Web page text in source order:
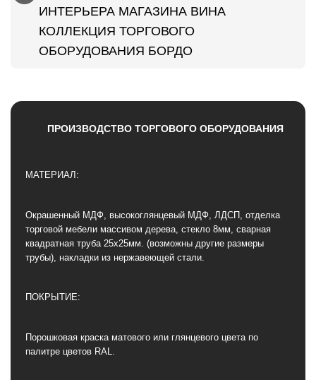
ИНТЕРЬЕРА МАГАЗИНА ВИНА
КОЛЛЕКЦИЯ ТОРГОВОГО
ОБОРУДОВАНИЯ БОРДО
ПРОИЗВОДСТВО ТОРГОВОГО ОБОРУДОВАНИЯ
МАТЕРИАЛ:
Окрашенный МДФ, высокоглянцевый МДФ, ЛДСП, отделка
торговой мебели массивом дерева, стекло 8мм, сварная
квадратная труба 25х25мм. (возможны другие размеры
трубы), накладки из нержавеющей стали.
ПОКРЫТИЕ:
Порошковая краска матового или глянцевого цвета по
палитре цветов RAL.